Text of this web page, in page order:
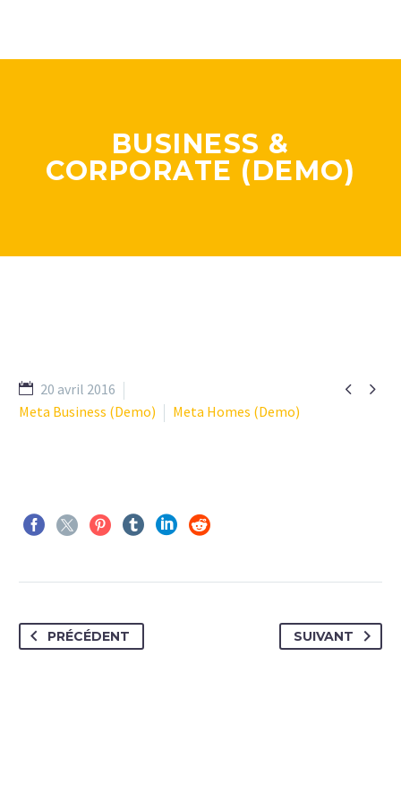
BUSINESS &
CORPORATE (DEMO)
 
20 avril 2016
Meta Business (Demo)
Meta Homes (Demo)
PRÉCÉDENT SUIVANT